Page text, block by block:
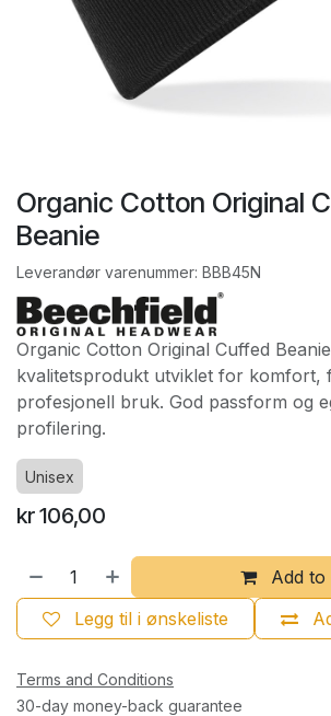
Organic Cotton Original
Beanie
Leverandør varenummer: BBB45N
Organic Cotton Original Cuffed
kvalitetsprodukt utviklet for komfort,
profesjonell bruk. God passform og
profilering.
Unisex
kr106,00
Add
Legg til i ønskeliste
Terms and Conditions
30-day money-back guarantee